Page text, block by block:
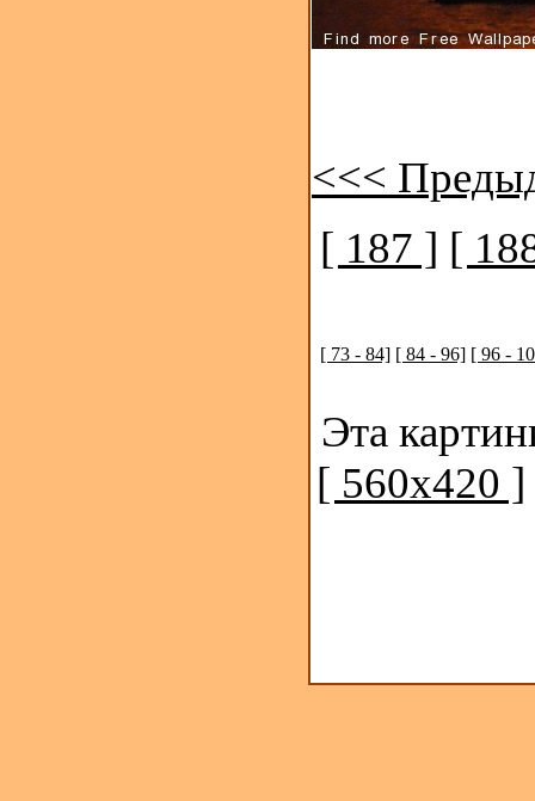
<<<
[ 187 ] [
[ 73 - 84] [ 84 - 96] [ 96 -
Эта
[ 560x420 ]